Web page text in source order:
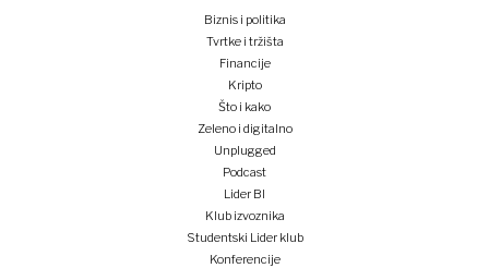
Biznis i politika
Tvrtke i tržišta
Financije
Kripto
Što i kako
Zeleno i digitalno
Unplugged
Podcast
Lider BI
Klub izvoznika
Studentski Lider klub
Konferencije